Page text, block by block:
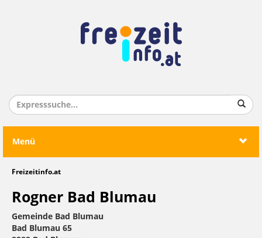
Menü
Freizeitinfo.at
Rogner Bad Blumau
Gemeinde Bad Blumau
Bad Blumau 65